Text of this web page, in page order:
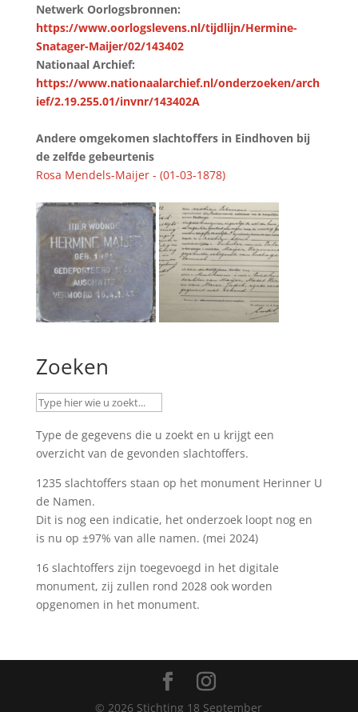
Netwerk Oorlogsbronnen:
https://www.oorlogslevens.nl/tijdlijn/Hermine-
Snatager-Maijer/02/143402
Nationaal Archief:
https://www.nationaalarchief.nl/onderzoeken/arch
ief/2.19.255.01/invnr/143402A
Andere omgekomen slachtoffers in Eindhoven bij
de zelfde gebeurtenis
Rosa Mendels-Maijer - (01-03-1878)
Zoeken
Type de gegevens die u zoekt en u krijgt een
overzicht van de gevonden slachtoffers.
1235 slachtoffers staan op het monument Herinner U
de Namen.
Dit is nog een indicatie, het onderzoek loopt nog en
is nu op ±97% van alle namen. (mei 2024)
16 slachtoffers zijn toegevoegd in het digitale
monument, zij zullen rond 2028 ook worden
opgenomen in het monument.
© 2026 Stichting 18 September